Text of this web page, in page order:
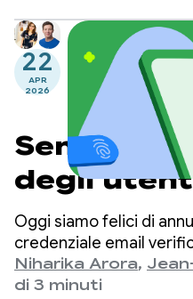
è più importante che
22
APR
2026
Semplifica
degli
verificata
Gestore
Oggi siamo felici di
credenziale email
che gli sviluppatori
direttamente dall'API
Niharika Arora,
di 3 minuti